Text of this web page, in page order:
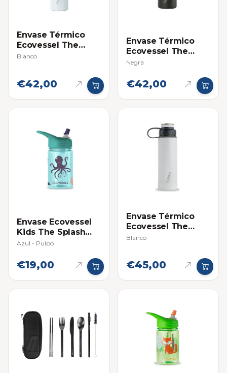
Envase Térmico
Ecovessel The
Aspen
Blanco
€42,00
Envase Térmico
Ecovessel The
Aspen
Negra
€42,00
Envase Ecovessel
Kids The Splash
12oz (354ml)
Azul - Pulpo
€19,00
Envase Térmico
Ecovessel The
Boulder 20oz
Blanco
€45,00